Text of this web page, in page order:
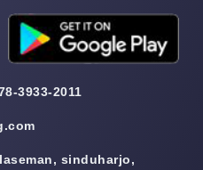
3933-2011
sinduharjo,